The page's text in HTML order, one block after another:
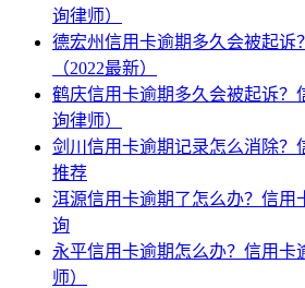
询律师）
德宏州信用卡逾期多久会被起诉
（2022最新）
鹤庆信用卡逾期多久会被起诉？
询律师）
剑川信用卡逾期记录怎么消除？
推荐
洱源信用卡逾期了怎么办？信用
询
永平信用卡逾期怎么办？信用卡
师）